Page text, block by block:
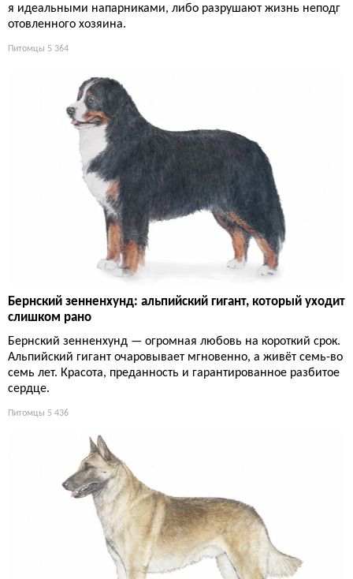
я идеальными напарниками, либо разрушают жизнь неподг
отовленного хозяина.
Питомцы 5 364
Бернский зенненхунд: альпийский гигант, который уходит
слишком рано
Бернский зенненхунд — огромная любовь на короткий срок.
Альпийский гигант очаровывает мгновенно, а живёт семь-во
семь лет. Красота, преданность и гарантированное разбитое
сердце.
Питомцы 5 436